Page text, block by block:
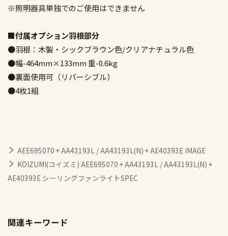
※照明器具単独でのご使用はできません
■付属オプション羽根部分
●羽根：木製・シックブラウン色/クリアナチュラル色
●幅-464mm×133mm 重-0.6kg
●裏面使用可（リバーシブル）
●4枚1組
AEE695070 + AA43193L / AA43193L(N) + AE40393E IMAGE
KOIZUMI(コイズミ) AEE695070 + AA43193L / AA43193L(N) +
AE40393E シーリングファンライトSPEC
関連キーワード